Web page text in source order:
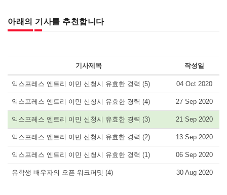
아래의 기사를 추천합니다
기사제목 작성일
익스프레스 엔트리 이민 신청시 유효한 경력 (5) 04 Oct 2020
익스프레스 엔트리 이민 신청시 유효한 경력 (4) 27 Sep 2020
익스프레스 엔트리 이민 신청시 유효한 경력 (3) 21 Sep 2020
익스프레스 엔트리 이민 신청시 유효한 경력 (2) 13 Sep 2020
익스프레스 엔트리 이민 신청시 유효한 경력 (1) 06 Sep 2020
유학생 배우자의 오픈 워크퍼밋 (4) 30 Aug 2020